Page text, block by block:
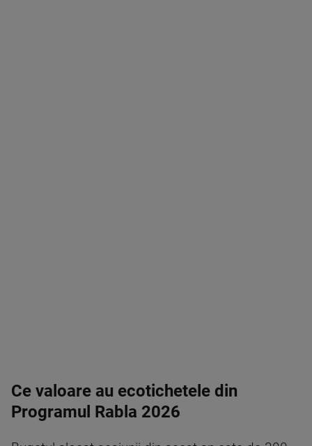
Ce valoare au ecotichetele din
Programul Rabla 2026